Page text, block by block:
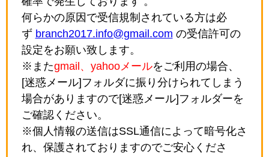
何らかの原因で受信規制されている方は必
ず branch2017.info@gmail.com の受信許可の
設定をお願い致します。
※またgmail、yahooメールをご利用の場合、
[迷惑メール]フォルダに振り分けられてしまう
場合がありますので[迷惑メール]フォルダーを
ご確認ください。
※個人情報の送信はSSL通信によって暗号化さ
れ、保護されておりますのでご安心くださ